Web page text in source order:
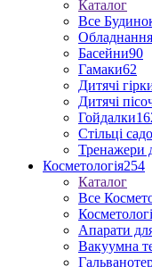
Каталог
Все
Басейни90
Гамаки62
Дитячі
Дитячі
Гойдалки
Стільці
Тренажери
Косметологія254
Каталог
Все
Апарати
Вакуумна